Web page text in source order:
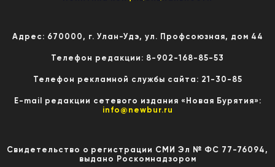
Адрес: 670000, г. Улан-Удэ, ул. Профсоюзная, дом 44
Телефон редакции: 8-902-168-85-53
Телефон рекламной службы сайта: 21-30-85
E-mail редакции сетевого издания «Новая Бурятия»:
info@newbur.ru
Свидетельство о регистрации СМИ Эл № ФС 77-76094,
выдано Роскомнадзором